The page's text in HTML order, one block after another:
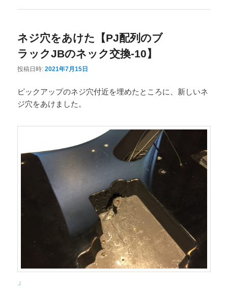
ネジ穴をあけた【PJ配列のブ
ラックJBのネック交換-10】
投稿日時:2021年7月15日
ピックアップのネジ穴付近を埋めたところに、新しいネ
ジ穴をあけました。
」